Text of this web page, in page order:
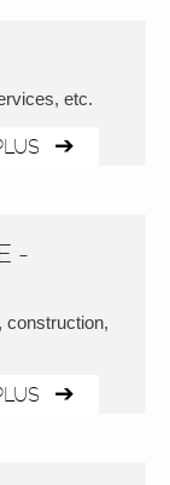
etc.
-
construction,